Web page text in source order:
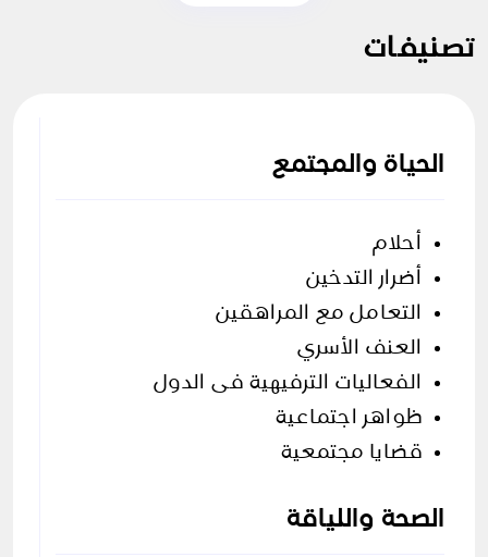
تصنيفات
الحياة والمجتمع
أحلام
أضرار التدخين
التعامل مع المراهقين
العنف اﻷسري
الفعاليات الترفيهية فى الدول
ظواهر اجتماعية
قضايا مجتمعية
الصحة واللياقة